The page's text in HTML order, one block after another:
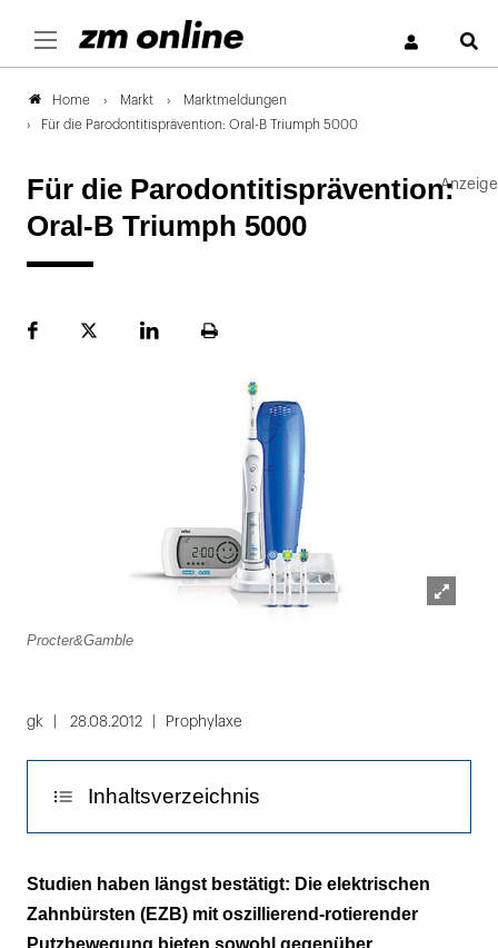
Home Markt
Marktmeldungen
Für die Parodontitisprävention: Oral-B Triumph 5000
Für die Parodontitisprävention:
Oral-B Triumph 5000
FacebookPlattformLinekdInSeite
Procter&Gamble
gk 28.08.2012 Prophylaxe
Inhaltsverzeichnis
Prophylaxe bei gingivalen und parodontalen
Erkrankungen
Studien haben längst bestätigt: Die elektrischen
Zahnbürsten (EZB) mit oszillierend-rotierender
Putzbewegung bieten sowohl gegenüber